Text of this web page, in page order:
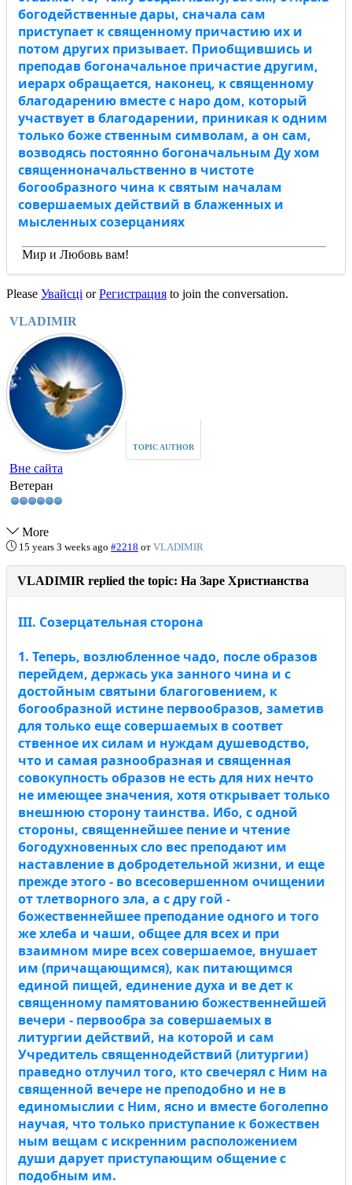
богодейственные дары, сначала сам
приступает к священному причастию их и
потом других призывает. Приобщившись и
преподав богоначальное причастие другим,
иерарх обращается, наконец, к священному
благодарению вместе с наро дом, который
участвует в благодарении, приникая к одним
только боже ственным символам, а он сам,
возводясь постоянно богоначальным Ду хом
священноначальственно в чистоте
богообразного чина к святым началам
совершаемых действий в блаженных и
мысленных созерцаниях
Мир и Любовь вам!
Please Увайсці orРегистрация to join the conversation.
VLADIMIR
TOPIC AUTHOR
Вне сайта
Ветеран
More
15 years 3 weeks ago #2218 от VLADIMIR
VLADIMIR replied the topic: На Заре Христианства
III. Созерцательная сторона
1. Теперь, возлюбленное чадо, после образов
перейдем, держась ука занного чина и с
достойным святыни благоговением, к
богообразной истине первообразов, заметив
для только еще совершаемых в соответ
ственное их силам и нуждам душеводство,
что и самая разнообразная и священная
совокупность образов не есть для них нечто
не имеющее значения, хотя открывает только
внешнюю сторону таинства. Ибо, с одной
стороны, священнейшее пение и чтение
богодухновенных сло вес преподают им
наставление в добродетельной жизни, и еще
прежде этого - во всесовершенном очищении
от тлетворного зла, а с дру гой -
божественнейшее преподание одного и того
же хлеба и чаши, общее для всех и при
взаимном мире всех совершаемое, внушает
им (причащающимся), как питающимся
единой пищей, единение духа и ве дет к
священному памятованию божественнейшей
вечери - первообра за совершаемых в
литургии действий, на которой и сам
Учредитель священнодействий (литургии)
праведно отлучил того, кто свечерял с Ним на
священной вечере не преподобно и не в
единомыслии с Ним, ясно и вместе боголепно
научая, что только приступание к божествен
ным вещам с искренним расположением
души дарует приступающим общение с
подобным им.